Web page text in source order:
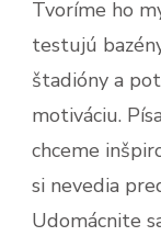
Tvoríme ho
testujú
štadióny a
motiváciu.
chceme
si nevedia
Udomácnite